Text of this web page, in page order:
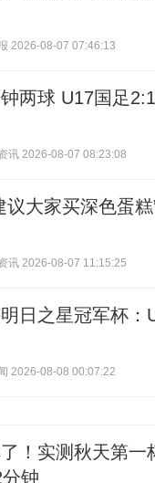
2026-08-07 07:46:13
两球 U17国足
讯 2026-08-07 08:23:08
议大家买深色蛋
讯 2026-08-07 11:15:25
明日之星冠军杯
2026-08-08 00:07:22
！实测秋天第一
钟